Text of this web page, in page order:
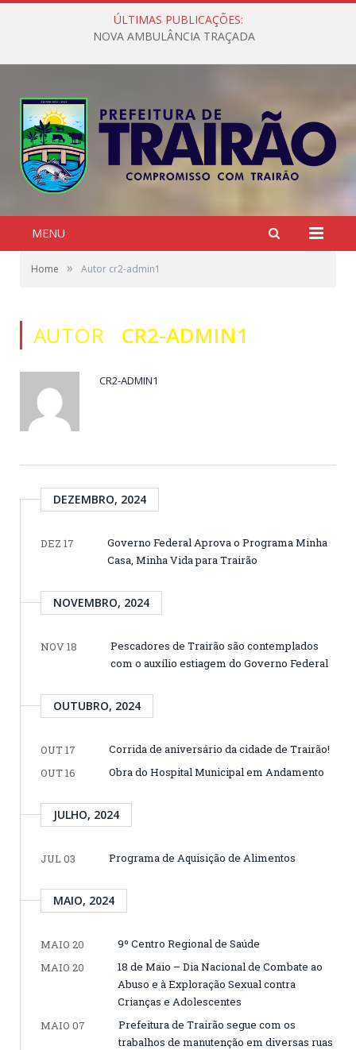
ÚLTIMAS PUBLICAÇÕES:
NOVA AMBULÂNCIA TRAÇADA
MENU
Home » Autor cr2-admin1
AUTOR CR2-ADMIN1
CR2-ADMIN1
DEZEMBRO, 2024
DEZ 17
Governo Federal Aprova o Programa Minha
Casa, Minha Vida para Trairão
NOVEMBRO, 2024
NOV 18
Pescadores de Trairão são contemplados
com o auxílio estiagem do Governo Federal
OUTUBRO, 2024
OUT 17
Corrida de aniversário da cidade de Trairão!
OUT 16
Obra do Hospital Municipal em Andamento
JULHO, 2024
JUL 03 Programa de Aquisição de Alimentos
MAIO, 2024
MAIO 20
9º Centro Regional de Saúde
MAIO 20
18 de Maio – Dia Nacional de Combate ao
Abuso e à Exploração Sexual contra
Crianças e Adolescentes
MAIO 07
Prefeitura de Trairão segue com os
trabalhos de manutenção em diversas ruas